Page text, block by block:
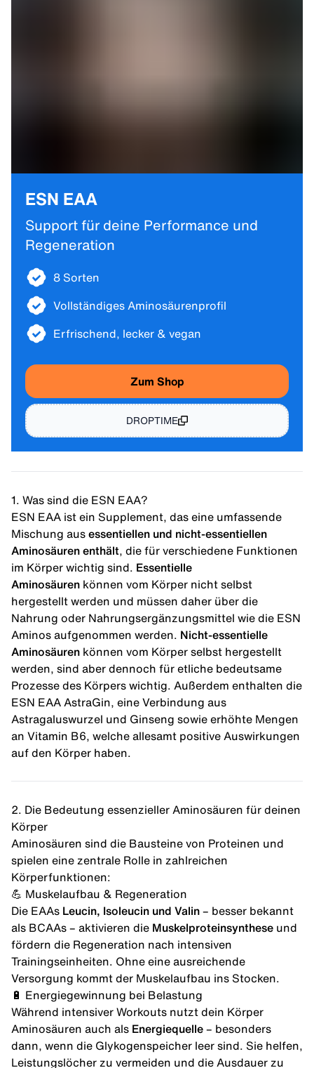
ESN EAA
Support für deine Performance und
Regeneration
8 Sorten
Vollständiges Aminosäurenprofil
Erfrischend, lecker & vegan
Zum Shop
DROPTIME
1. Was sind die ESN EAA?
ESN EAA ist ein Supplement, das eine umfassende
Mischung aus essentiellen und nicht-essentiellen
Aminosäuren enthält , die für verschiedene Funktionen
im Körper wichtig sind. Essentielle
Aminosäuren können vom Körper nicht selbst
hergestellt werden und müssen daher über die
Nahrung oder Nahrungsergänzungsmittel wie die ESN
Aminos aufgenommen werden. Nicht-essentielle
Aminosäuren können vom Körper selbst hergestellt
werden, sind aber dennoch für etliche bedeutsame
Prozesse des Körpers wichtig. Außerdem enthalten die
ESN EAA AstraGin, eine Verbindung aus
Astragaluswurzel und Ginseng sowie erhöhte Mengen
an Vitamin B6, welche allesamt positive Auswirkungen
auf den Körper haben.
2. Die Bedeutung essenzieller Aminosäuren für deinen
Körper
Aminosäuren sind die Bausteine von Proteinen und
spielen eine zentrale Rolle in zahlreichen
Körperfunktionen:​
💪 Muskelaufbau & Regeneration
Die EAAs Leucin, Isoleucin und Valin – besser bekannt
als BCAAs – aktivieren die Muskelproteinsynthese und
fördern die Regeneration nach intensiven
Trainingseinheiten. Ohne eine ausreichende
Versorgung kommt der Muskelaufbau ins Stocken.
🔋 Energiegewinnung bei Belastung
Während intensiver Workouts nutzt dein Körper
Aminosäuren auch als Energiequelle – besonders
dann, wenn die Glykogenspeicher leer sind. Sie helfen,
Leistungslöcher zu vermeiden und die Ausdauer zu